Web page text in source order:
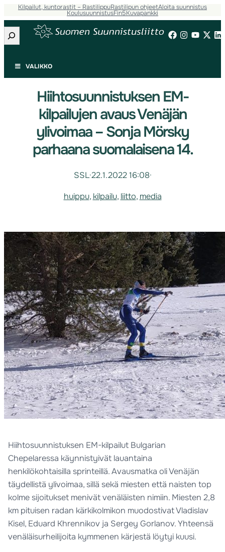
Kilpailut, kuntorastit – RastilippuRastilipun ohjeetAloita suunnistus
KoulusuunnistusFin5Kuvapankki
Etsi
VALIKKO
Hiihtosuunnistuksen EM-
kilpailujen avaus Venäjän
ylivoimaa – Sonja Mörsky
parhaana suomalaisena 14.
SSL·22.1.2022 16:08·
huippu, kilpailu, liitto, media
Hiihtosuunnistuksen EM-kilpailut Bulgarian
Chepelaressa käynnistyivät lauantaina
henkilökohtaisilla sprinteillä. Avausmatka oli Venäjän
täydellistä ylivoimaa, sillä sekä miesten että naisten top
kolme sijoitukset menivät venäläisten nimiin. Miesten 2,8
km pituisen radan kärkikolmikon muodostivat Vladislav
Kisel, Eduard Khrennikov ja Sergey Gorlanov. Yhteensä
venäläisurheilijoita kymmenen kärjestä löytyi kuusi.